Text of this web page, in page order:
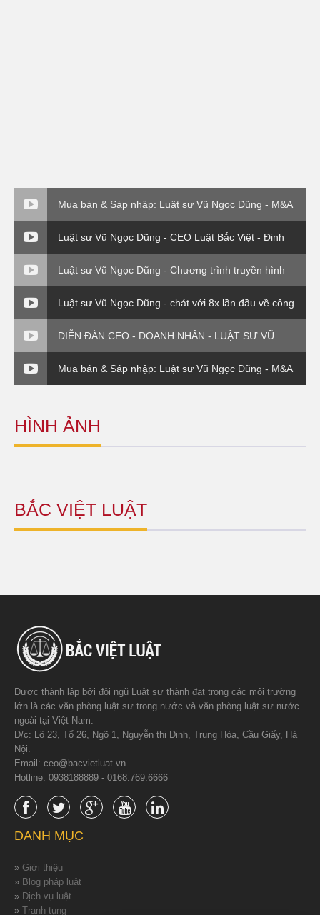
Mua bán & Sáp nhập: Luật sư Vũ Ngọc Dũng - M&A
về vụ EVN( P3)
Luật sư Vũ Ngọc Dũng - CEO Luật Bắc Việt - Đinh
giá thương hiệu
Luật sư Vũ Ngọc Dũng - Chương trình truyền hình
Chuyển giá trong DN FDI - Luật sư và Doanh nghiệp
Luật sư Vũ Ngọc Dũng - chát với 8x lần đầu về công
ty Bắc Việt Luật ( VTC0
DIỄN ĐÀN CEO - DOANH NHÂN - LUẬT SƯ VŨ
NGỌC DŨNG - PHẦN 4
Mua bán & Sáp nhập: Luật sư Vũ Ngọc Dũng - M&A
về vụ EVN( P3)
HÌNH ẢNH
BẮC VIỆT LUẬT
Được thành lập bởi đội ngũ Luật sư thành đạt trong các môi trường
lớn là các văn phòng luật sư trong nước và văn phòng luật sư nước
ngoài tại Việt Nam.
Đ/c: Lô 23, Tổ 26, Ngõ 1, Nguyễn thị Định, Trung Hòa, Cầu Giấy, Hà
Nội.
Email: ceo@bacvietluat.vn
Hotline: 0938188889 - 0168.769.6666
DANH MỤC
» Giới thiệu
» Blog pháp luật
» Dịch vụ luật
» Tranh tụng